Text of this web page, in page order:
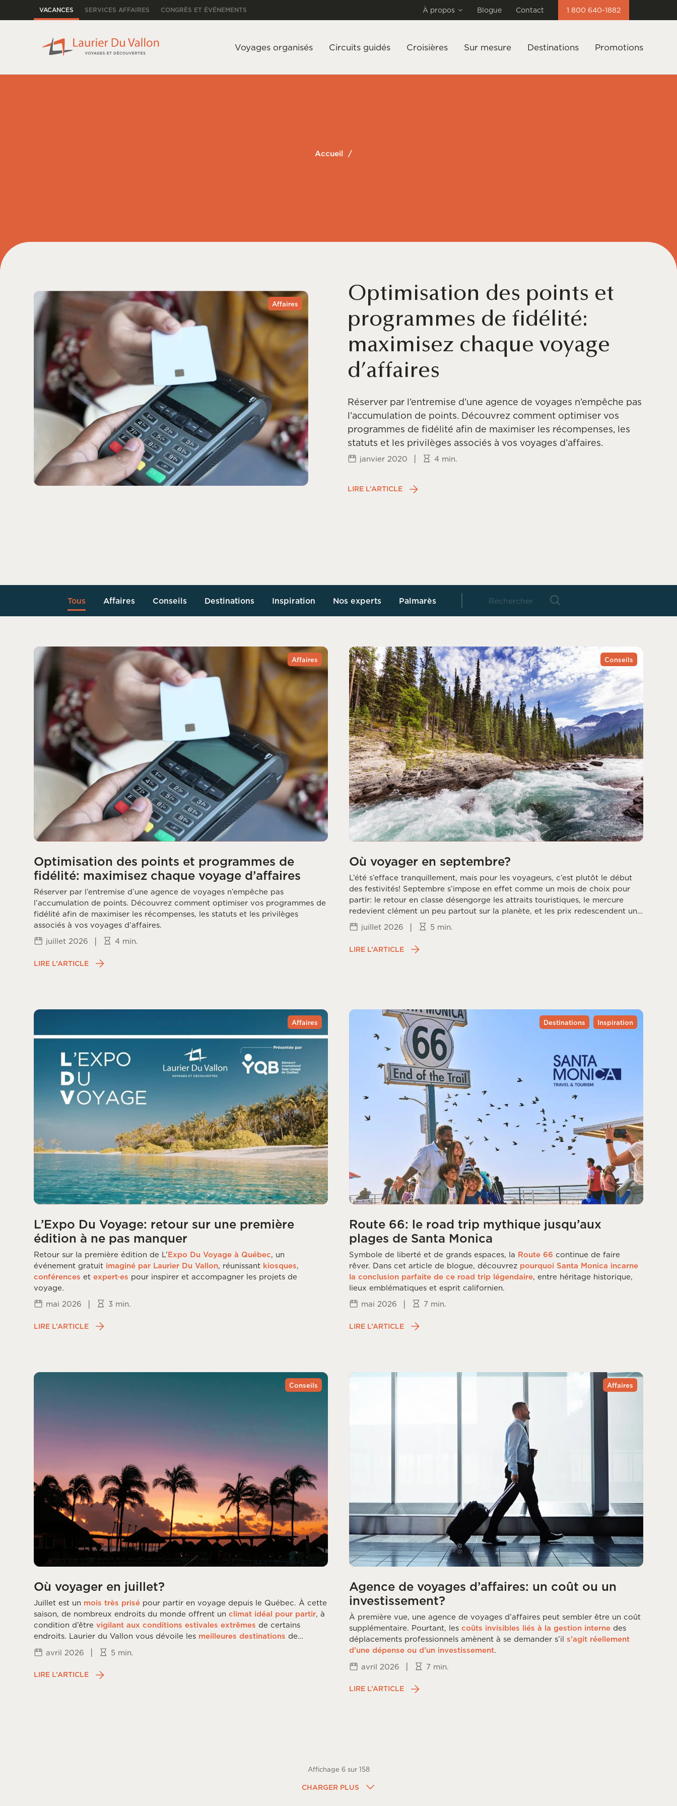
VACANCES SERVICES AFFAIRES CONGRÈS ET ÉVÉNEMENTS À propos Blogue Contact 1 800 640-1882
Voyages organisés Circuits guidés Croisières Sur mesure Destinations Promotions
Accueil /
Affaires
Optimisation des points et
programmes de fidélité:
maximisez chaque voyage
d’affaires
Réserver par l’entremise d’une agence de voyages n’empêche pas
l’accumulation de points. Découvrez comment optimiser vos
programmes de fidélité afin de maximiser les récompenses, les
statuts et les privilèges associés à vos voyages d’affaires.
janvier 2020 | 4 min.
LIRE L’ARTICLE
Tous Affaires Conseils Destinations Inspiration Nos experts Palmarès
Affaires
Optimisation des points et programmes de
fidélité: maximisez chaque voyage d’affaires
Réserver par l’entremise d’une agence de voyages n’empêche pas
l’accumulation de points. Découvrez comment optimiser vos programmes de
fidélité afin de maximiser les récompenses, les statuts et les privilèges
associés à vos voyages d’affaires.
juillet 2026
| 4 min.
LIRE L’ARTICLE
Conseils
Où voyager en septembre?
L’été s’efface tranquillement, mais pour les voyageurs, c’est plutôt le début
des festivités! Septembre s’impose en effet comme un mois de choix pour
partir: le retour en classe désengorge les attraits touristiques, le mercure
redevient clément un peu partout sur la planète, et les prix redescendent une
fois la frénésie estivale passée. Reste à choisir la bonne destination, puisque
chaque coin du monde vit ce mois différemment, entre saison des ouragans,
fin de mousson et arrivée du printemps dans l’hémisphère sud.
juillet 2026 | 5 min.
LIRE L’ARTICLE
Affaires
L’Expo Du Voyage: retour sur une première
édition à ne pas manquer
Retour sur la première édition de L’Expo Du Voyage à Québec, un
événement gratuit imaginé par Laurier Du Vallon, réunissant kiosques,
conférences etexpert·es pour inspirer et accompagner les projets de
voyage.
mai 2026
| 3 min.
LIRE L’ARTICLE
Destinations Inspiration
Route 66: le road trip mythique jusqu’aux
plages de Santa Monica
Symbole de liberté et de grands espaces, la Route 66 continue de faire
rêver. Dans cet article de blogue, découvrez pourquoi Santa Monica incarne
la conclusion parfaite de ce road trip légendaire, entre héritage historique,
lieux emblématiques et esprit californien.
mai 2026
| 7 min.
LIRE L’ARTICLE
Conseils
Où voyager en juillet?
Juillet est un mois très prisé pour partir en voyage depuis le Québec. À cette
saison, de nombreux endroits du monde offrent unclimat idéal pour partir, à
condition d’êtrevigilant aux conditions estivales extrêmes de certains
endroits. Laurier du Vallon vous dévoile les meilleures destinations de
voyage en juillet
avril 2026 | 5 min.
LIRE L’ARTICLE
Affaires
Agence de voyages d’affaires: un coût ou un
investissement?
À première vue, une agence de voyages d’affaires peut sembler être un coût
supplémentaire. Pourtant, les coûts invisibles liés à la gestion interne des
déplacements professionnels amènent à se demander s’il s’agit réellement
d’une dépense ou d’un investissement.
avril 2026
| 7 min.
LIRE L’ARTICLE
Affichage 6sur 158
CHARGER PLUS